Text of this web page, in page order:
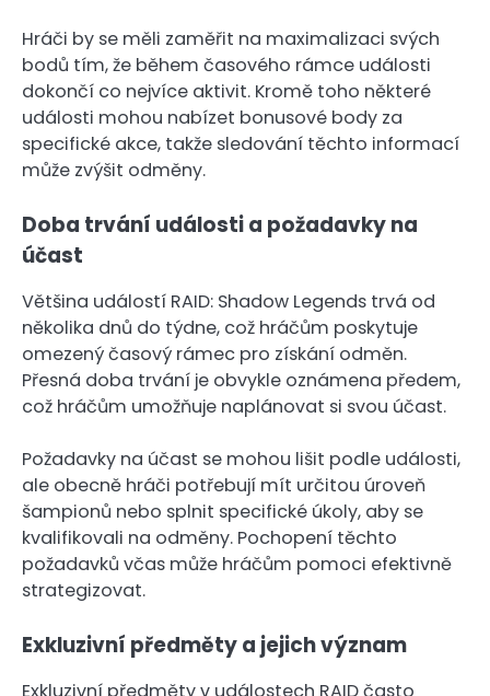
Hráči by se měli zaměřit na maximalizaci svých
bodů tím, že během časového rámce události
dokončí co nejvíce aktivit. Kromě toho některé
události mohou nabízet bonusové body za
specifické akce, takže sledování těchto informací
může zvýšit odměny.
Doba trvání události a požadavky na
účast
Většina událostí RAID: Shadow Legends trvá od
několika dnů do týdne, což hráčům poskytuje
omezený časový rámec pro získání odměn.
Přesná doba trvání je obvykle oznámena předem,
což hráčům umožňuje naplánovat si svou účast.
Požadavky na účast se mohou lišit podle události,
ale obecně hráči potřebují mít určitou úroveň
šampionů nebo splnit specifické úkoly, aby se
kvalifikovali na odměny. Pochopení těchto
požadavků včas může hráčům pomoci efektivně
strategizovat.
Exkluzivní předměty a jejich význam